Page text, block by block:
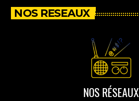
NOS RESEAUX
NOS RÉSEAUX